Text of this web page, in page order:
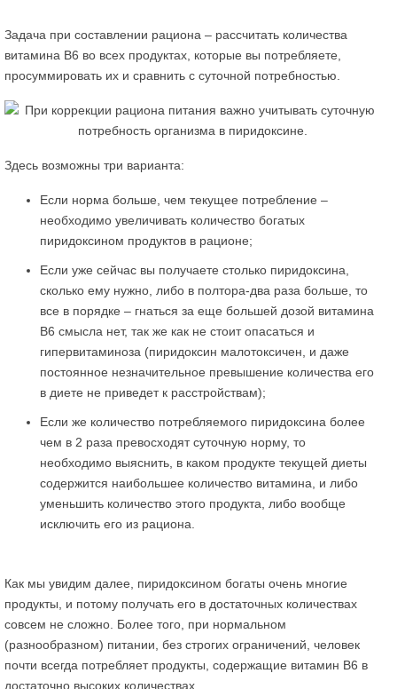
Задача при составлении рациона – рассчитать количества
витамина В6 во всех продуктах, которые вы потребляете,
просуммировать их и сравнить с суточной потребностью.
Здесь возможны три варианта:
Если норма больше, чем текущее потребление –
необходимо увеличивать количество богатых
пиридоксином продуктов в рационе;
Если уже сейчас вы получаете столько пиридоксина,
сколько ему нужно, либо в полтора-два раза больше, то
все в порядке – гнаться за еще большей дозой витамина
В6 смысла нет, так же как не стоит опасаться и
гипервитаминоза (пиридоксин малотоксичен, и даже
постоянное незначительное превышение количества его
в диете не приведет к расстройствам);
Если же количество потребляемого пиридоксина более
чем в 2 раза превосходят суточную норму, то
необходимо выяснить, в каком продукте текущей диеты
содержится наибольшее количество витамина, и либо
уменьшить количество этого продукта, либо вообще
исключить его из рациона.
Как мы увидим далее, пиридоксином богаты очень многие
продукты, и потому получать его в достаточных количествах
совсем не сложно. Более того, при нормальном
(разнообразном) питании, без строгих ограничений, человек
почти всегда потребляет продукты, содержащие витамин В6 в
достаточно высоких количествах.